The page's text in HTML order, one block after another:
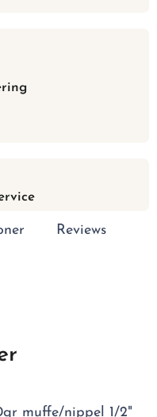
Reviews